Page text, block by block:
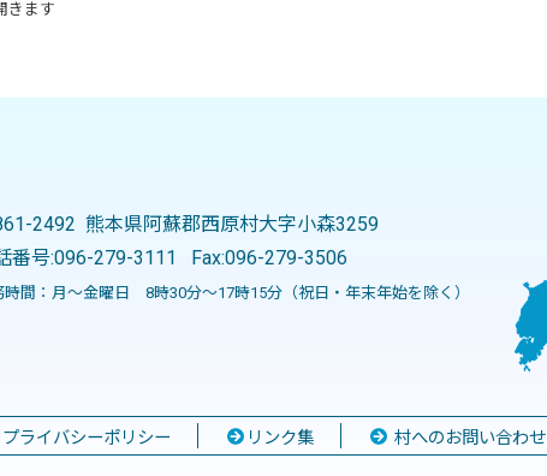
きます
2492 熊本県阿蘇郡西原村大字小森3259
番号:096-279-3111 Fax:096-279-3506
時間：月～金曜日 8時30分～17時15分（祝日・年末年始を除く）
プライバシーポリシー リンク集 村へのお問い合わせ